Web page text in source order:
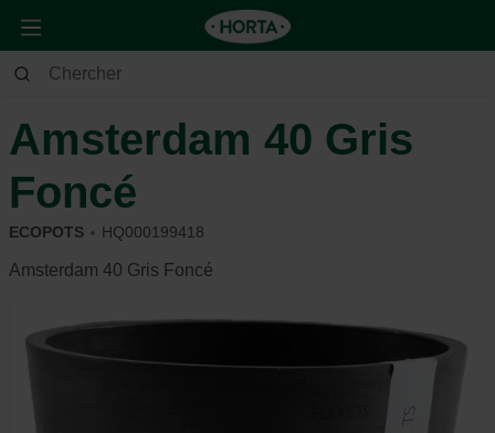
Maison & Déco
Amsterdam 40 Gris
Foncé
ECOPOTS HQ000199418
Amsterdam 40 Gris Foncé